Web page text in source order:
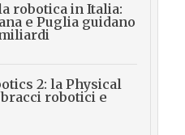
robotica in Italia:
e Puglia guidano
2: la Physical
robotici e